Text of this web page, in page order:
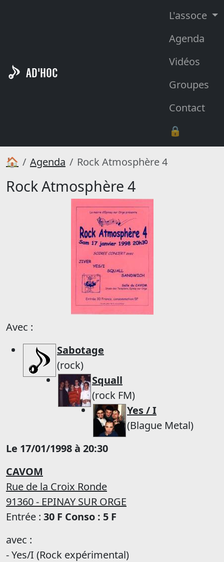
AD'HOC
L'assoce
Agenda
Vidéos
Groupes
Contact
🔒
🏠 Agenda Rock Atmosphère 4
Rock Atmosphère 4
Avec :
Sabotage
(rock)
Squall
(rock FM)
Yes / I
(Blague Metal)
Le 17/01/1998 à 20:30
CAVOM
Rue de la Croix Ronde
91360 - EPINAY SUR ORGE
Entrée : 30 F Conso : 5 F
avec :
- Yes/I (Rock expérimental)